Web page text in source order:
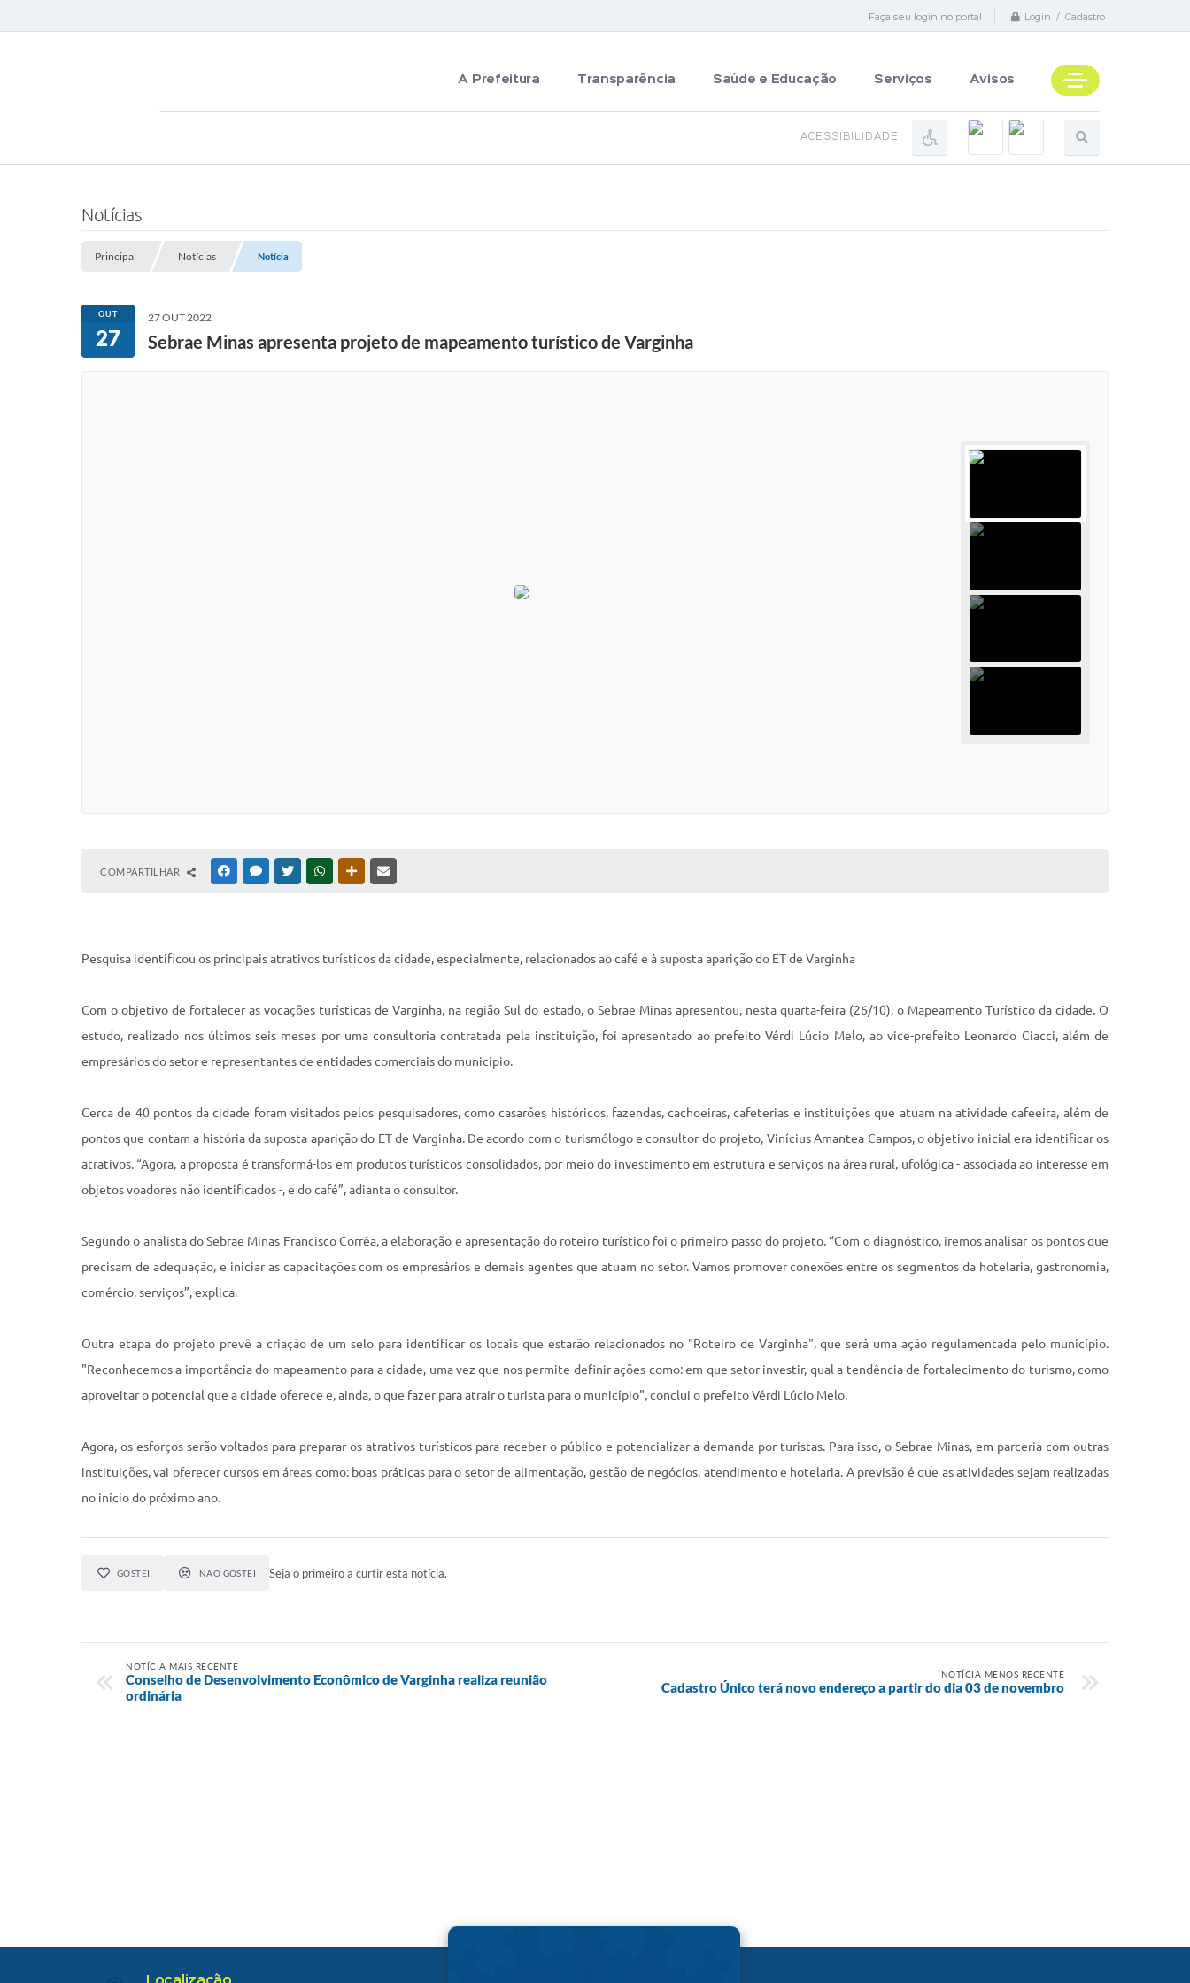
Faça seu login no portal Login / Cadastro
A Prefeitura Transparência Saúde e Educação Serviços Avisos
ACESSIBILIDADE
Notícias
Principal Notícias Notícia
OUT
27
27 OUT 2022
Sebrae Minas apresenta projeto de mapeamento turístico de Varginha
COMPARTILHAR FACEBOOKMESSENGER
TWITTERWHATSAPPOUTRAS MÍDIAS
Pesquisa identificou os principais atrativos turísticos da cidade, especialmente, relacionados ao café e à suposta aparição do ET de Varginha
Com o objetivo de fortalecer as vocações turísticas de Varginha, na região Sul do estado, o Sebrae Minas apresentou, nesta quarta-feira (26/10), o Mapeamento Turístico da cidade. O
estudo, realizado nos últimos seis meses por uma consultoria contratada pela instituição, foi apresentado ao prefeito Vérdi Lúcio Melo, ao vice-prefeito Leonardo Ciacci, além de
empresários do setor e representantes de entidades comerciais do município.
Cerca de 40 pontos da cidade foram visitados pelos pesquisadores, como casarões históricos, fazendas, cachoeiras, cafeterias e instituições que atuam na atividade cafeeira, além de
pontos que contam a história da suposta aparição do ET de Varginha. De acordo com o turismólogo e consultor do projeto, Vinícius Amantea Campos, o objetivo inicial era identificar os
atrativos. “Agora, a proposta é transformá-los em produtos turísticos consolidados, por meio do investimento em estrutura e serviços na área rural, ufológica - associada ao interesse em
objetos voadores não identificados -, e do café”, adianta o consultor.
Segundo o analista do Sebrae Minas Francisco Corrêa, a elaboração e apresentação do roteiro turístico foi o primeiro passo do projeto. “Com o diagnóstico, iremos analisar os pontos que
precisam de adequação, e iniciar as capacitações com os empresários e demais agentes que atuam no setor. Vamos promover conexões entre os segmentos da hotelaria, gastronomia,
comércio, serviços”, explica.
Outra etapa do projeto prevê a criação de um selo para identificar os locais que estarão relacionados no "Roteiro de Varginha", que será uma ação regulamentada pelo município.
"Reconhecemos a importância do mapeamento para a cidade, uma vez que nos permite definir ações como: em que setor investir, qual a tendência de fortalecimento do turismo, como
aproveitar o potencial que a cidade oferece e, ainda, o que fazer para atrair o turista para o município", conclui o prefeito Vérdi Lúcio Melo.
Agora, os esforços serão voltados para preparar os atrativos turísticos para receber o público e potencializar a demanda por turistas. Para isso, o Sebrae Minas, em parceria com outras
instituições, vai oferecer cursos em áreas como: boas práticas para o setor de alimentação, gestão de negócios, atendimento e hotelaria. A previsão é que as atividades sejam realizadas
no início do próximo ano.
GOSTEI NÃO GOSTEI Seja o primeiro a curtir esta notícia.
NOTÍCIA MAIS RECENTE
Conselho de Desenvolvimento Econômico de Varginha realiza reunião
ordinária
NOTÍCIA MENOS RECENTE
Cadastro Único terá novo endereço a partir do dia 03 de novembro